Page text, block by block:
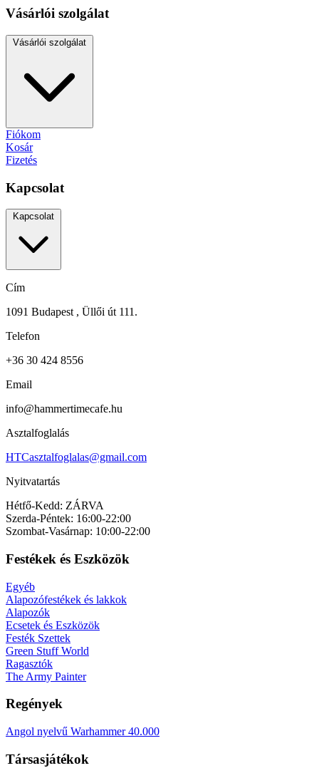
Vásárlói szolgálat
Vásárlói szolgálat
Fiókom
Kosár
Fizetés
Kapcsolat
Kapcsolat
Cím
1091 Budapest , Üllői út 111.
Telefon
+36 30 424 8556
Email
info@hammertimecafe.hu
Asztalfoglalás
HTCasztalfoglalas@gmail.com
Nyitvatartás
Hétfő-Kedd: ZÁRVA
Szerda-Péntek: 16:00-22:00
Szombat-Vasárnap: 10:00-22:00
Festékek és Eszközök
Egyéb
Alapozófestékek és lakkok
Alapozók
Ecsetek és Eszközök
Festék Szettek
Green Stuff World
Ragasztók
The Army Painter
Regények
Angol nyelvű Warhammer 40.000
Társasjátékok